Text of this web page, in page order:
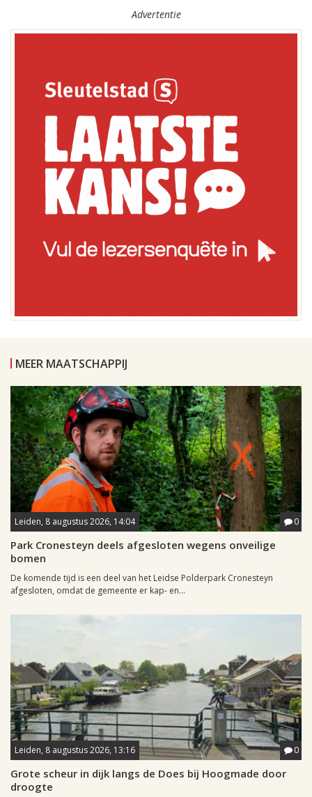
Advertentie
MEER MAATSCHAPPIJ
Leiden, 8 augustus 2026, 14:04 0
Park Cronesteyn deels afgesloten wegens onveilige
bomen
De komende tijd is een deel van het Leidse Polderpark Cronesteyn
afgesloten, omdat de gemeente er kap- en...
Leiden, 8 augustus 2026, 13:16 0
Grote scheur in dijk langs de Does bij Hoogmade door
droogte